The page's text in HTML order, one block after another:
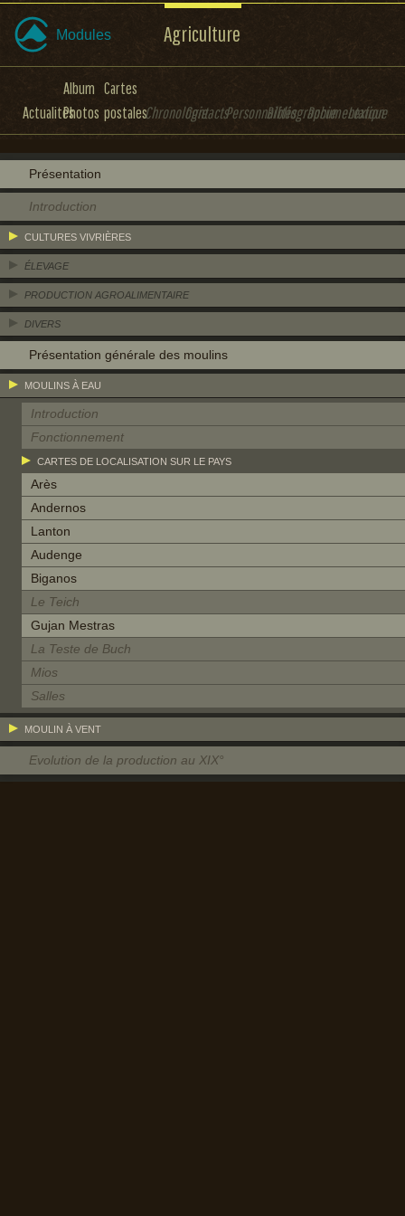
Modules Agriculture
Actualités
Album
Photos
Cartes
postalesChronologieContactsPersonnalitésBibliographieDocumentation
Lexique
Présentation
Introduction
CULTURES VIVRIÈRES
ÉLEVAGE
PRODUCTION AGROALIMENTAIRE
DIVERS
Présentation générale des moulins
MOULINS À EAU
Introduction
Fonctionnement
CARTES DE LOCALISATION SUR LE PAYS
Arès
Andernos
Lanton
Audenge
Biganos
Le Teich
Gujan Mestras
La Teste de Buch
Mios
Salles
MOULIN À VENT
Evolution de la production au XIX°